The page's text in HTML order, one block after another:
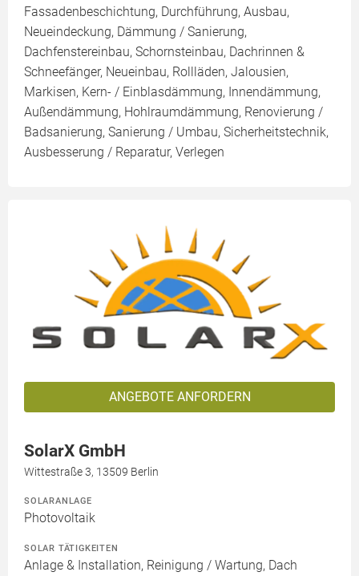
Fassadenbeschichtung, Durchführung, Ausbau,
Neueindeckung, Dämmung / Sanierung,
Dachfenstereinbau, Schornsteinbau, Dachrinnen &
Schneefänger, Neueinbau, Rollläden, Jalousien,
Markisen, Kern- / Einblasdämmung, Innendämmung,
Außendämmung, Hohlraumdämmung, Renovierung /
Badsanierung, Sanierung / Umbau, Sicherheitstechnik,
Ausbesserung / Reparatur, Verlegen
ANGEBOTE ANFORDERN
SolarX GmbH
Wittestraße 3, 13509 Berlin
SOLARANLAGE
Photovoltaik
SOLAR TÄTIGKEITEN
Anlage & Installation, Reinigung / Wartung, Dach